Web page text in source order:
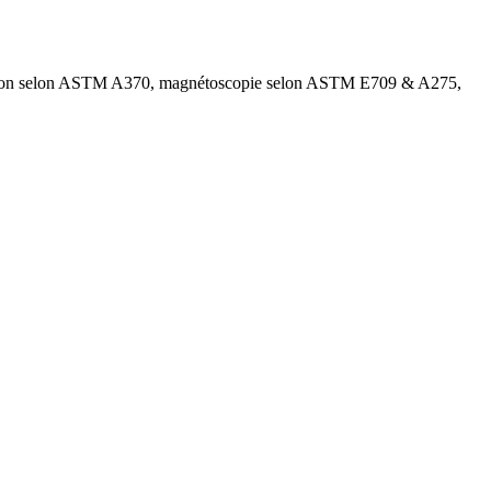
selon ASTM A370, magnétoscopie selon ASTM E709 & A275,